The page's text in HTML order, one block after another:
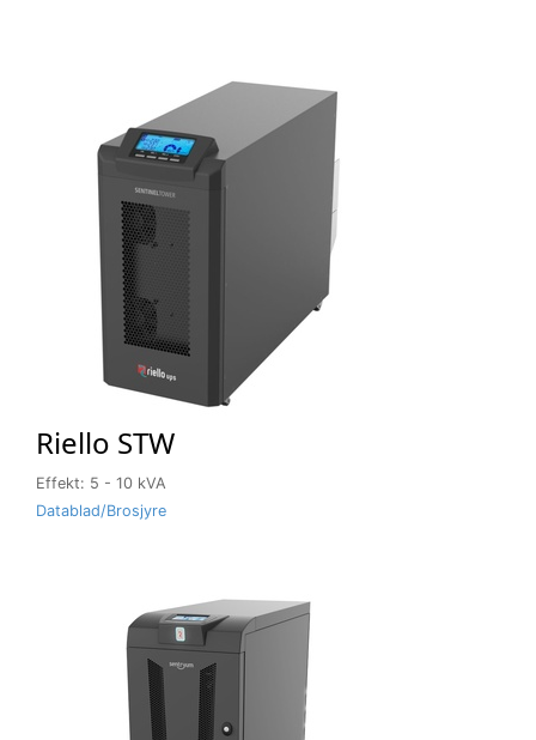
Riello STW
Effekt: 5 - 10 kVA
Datablad/Brosjyre